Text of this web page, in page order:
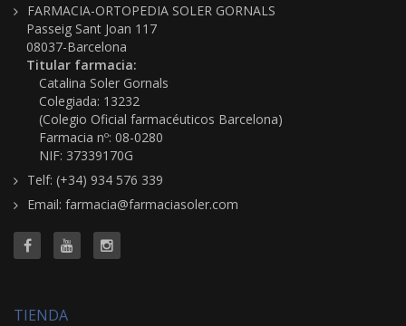
FARMACIA-ORTOPEDIA SOLER GORNALS
Passeig Sant Joan 117
08037-Barcelona
Titular farmacia:
Catalina Soler Gornals
Colegiada: 13232
(Colegio Oficial farmacéuticos Barcelona)
Farmacia nº: 08-0280
NIF: 37339170G
Telf: (+34) 934 576 339
Email: farmacia@farmaciasoler.com
TIENDA